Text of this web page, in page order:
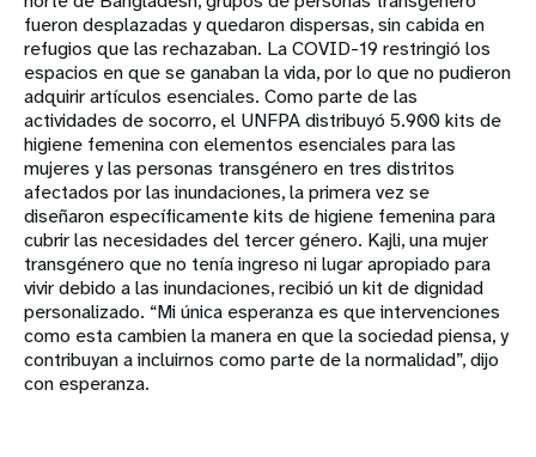
fueron desplazadas y quedaron dispersas, sin cabida en
refugios que las rechazaban. La COVID-19 restringió los
espacios en que se ganaban la vida, por lo que no pudieron
adquirir artículos esenciales. Como parte de las
actividades de socorro, el UNFPA distribuyó 5.900 kits de
higiene femenina con elementos esenciales para las
mujeres y las personas transgénero en tres distritos
afectados por las inundaciones, la primera vez se
diseñaron específicamente kits de higiene femenina para
cubrir las necesidades del tercer género. Kajli, una mujer
transgénero que no tenía ingreso ni lugar apropiado para
vivir debido a las inundaciones, recibió un kit de dignidad
personalizado. “Mi única esperanza es que intervenciones
como esta cambien la manera en que la sociedad piensa, y
contribuyan a incluirnos como parte de la normalidad”, dijo
con esperanza.